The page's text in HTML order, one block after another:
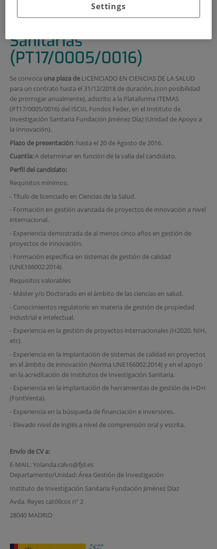
Plataforma de Innovación
en Tecnologías Médicas y
Sanitarias
(PT17/0005/0016)
Se convoca una plaza de LICENCIADO EN CIENCIAS DE LA SALUD
para un contrato hasta el 31/12/2018 de duración, (con posibilidad
de prorrogar anualmente), adscrito a la Plataforma ITEMAS
(PT17/0005/0016) del ISCIII, Fondos Feder, en el Instituto de
Investigación Sanitaria Fundación Jiménez Díaz (Unidad de Apoyo a
la Innovación).
Plazo de presentación: hasta el 20 de Agosto de 2016.
Cuantía:A determinar en función de la valía del candidato.
Perfil del candidato:
Requisitos mínimos:
- Título de licenciado en Ciencias de la Salud.
- Formación en gestión avanzada de proyectos de innovación a nivel
internacional.
- Experiencia demostrada de al menos cinco años en gestión de
proyectos de innovación.
- Formación específica en sistemas de gestión de calidad
(UNE166002:2014).
Requisitos valorables
- Máster y/o Doctorado en el ámbito de las ciencias en salud.
- Conocimientos regulatorio en materia de gestión de propiedad
industrial e intelectual.
- Experiencia en la gestión de proyectos internacionales (H2020, NIH,
etc).
- Experiencia en la implantación de sistemas de calidad en proyectos
en el ámbito de innovación (Norma UNE166002:2014) y en el apoyo
en la acreditación de Institutos de Investigación Sanitaria.
- Experiencia en la implantación de herramientas de gestión de I+D+i
(FontVenta).
- Experiencia en la búsqueda de financiación e inversores.
- Elevado nivel de inglés a nivel de comprensión oral y escrita.
Envío de CV a:
E-MAIL: Yolanda.calvo@fjd.es
Departamento/Unidad: Área Gestión de Investigación
Instituto de Investigación Sanitaria Fundación Jiménez Díaz
Avda. Reyes católicos nº 2
28040 MADRID
Settings